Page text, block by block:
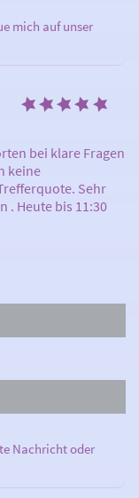
mich auf unser
bei klare Fragen
keine
Sehr
. Heute bis 11:30
Nachricht oder